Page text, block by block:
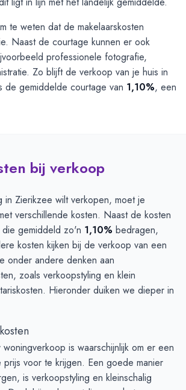
te weten dat de makelaarskosten
Naast de courtage kunnen er ook
professionele fotografie,
Zo blijft de verkoop van je huis in
de gemiddelde courtage van 1,10%, een
bij verkoop
in Zierikzee wilt verkopen, moet je
verschillende kosten. Naast de kosten
die gemiddeld zo'n 1,10% bedragen,
kosten kijken bij de verkoop van een
onder andere denken aan
zoals verkoopstyling en klein
Hieronder duiken we dieper in
is waarschijnlijk om er een
voor te krijgen. Een goede manier
is verkoopstyling en kleinschalig